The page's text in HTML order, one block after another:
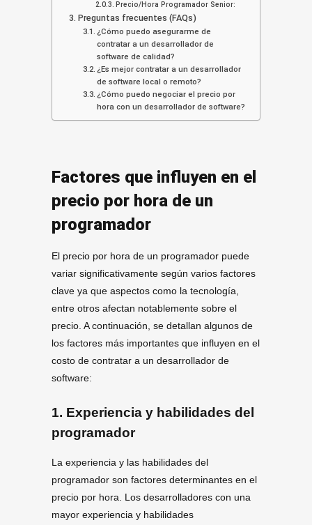
Precio/Hora Programador Senior:
Preguntas frecuentes (FAQs)
¿Cómo puedo asegurarme de
contratar a un desarrollador de
software de calidad?
¿Es mejor contratar a un desarrollador
de software local o remoto?
¿Cómo puedo negociar el precio por
hora con un desarrollador de software?
Factores que influyen en el
precio por hora de un
programador
El precio por hora de un programador puede
variar significativamente según varios factores
clave ya que aspectos como la tecnología,
entre otros afectan notablemente sobre el
precio. A continuación, se detallan algunos de
los factores más importantes que influyen en el
costo de contratar a un desarrollador de
software:
1. Experiencia y habilidades del
programador
La experiencia y las habilidades del
programador son factores determinantes en el
precio por hora. Los desarrolladores con una
mayor experiencia y habilidades